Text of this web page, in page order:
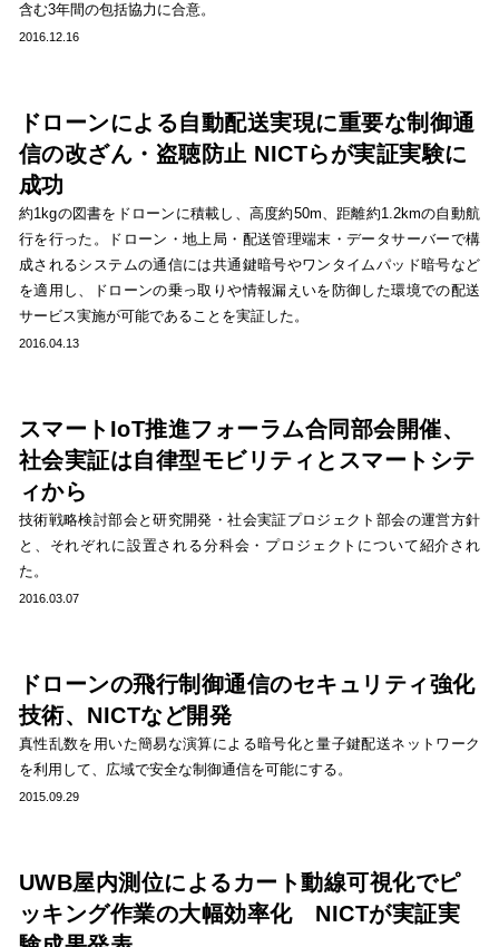
含む3年間の包括協力に合意。
2016.12.16
ドローンによる自動配送実現に重要な制御通
信の改ざん・盗聴防止 NICTらが実証実験に
成功
約1kgの図書をドローンに積載し、高度約50m、距離約1.2kmの自動航
行を行った。ドローン・地上局・配送管理端末・データサーバーで構
成されるシステムの通信には共通鍵暗号やワンタイムパッド暗号など
を適用し、ドローンの乗っ取りや情報漏えいを防御した環境での配送
サービス実施が可能であることを実証した。
2016.04.13
スマートIoT推進フォーラム合同部会開催、
社会実証は自律型モビリティとスマートシテ
ィから
技術戦略検討部会と研究開発・社会実証プロジェクト部会の運営方針
と、それぞれに設置される分科会・プロジェクトについて紹介され
た。
2016.03.07
ドローンの飛行制御通信のセキュリティ強化
技術、NICTなど開発
真性乱数を用いた簡易な演算による暗号化と量子鍵配送ネットワーク
を利用して、広域で安全な制御通信を可能にする。
2015.09.29
UWB屋内測位によるカート動線可視化でピ
ッキング作業の大幅効率化 NICTが実証実